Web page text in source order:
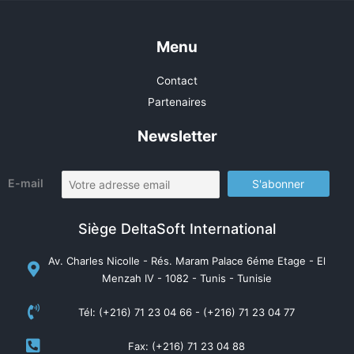
Menu
Contact
Partenaires
Newsletter
E-mail
Siège DeltaSoft International
Av. Charles Nicolle - Rés. Maram Palace 6éme Etage - El
Menzah IV - 1082 - Tunis - Tunisie
Tél: (+216) 71 23 04 66 - (+216) 71 23 04 77
Fax: (+216) 71 23 04 88